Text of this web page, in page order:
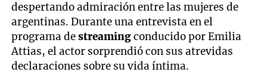
despertando admiración entre las mujeres de
argentinas. Durante una entrevista en el
programa destreamingconducido por Emilia
Attias, el actor sorprendió con sus atrevidas
declaraciones sobre su vida íntima.